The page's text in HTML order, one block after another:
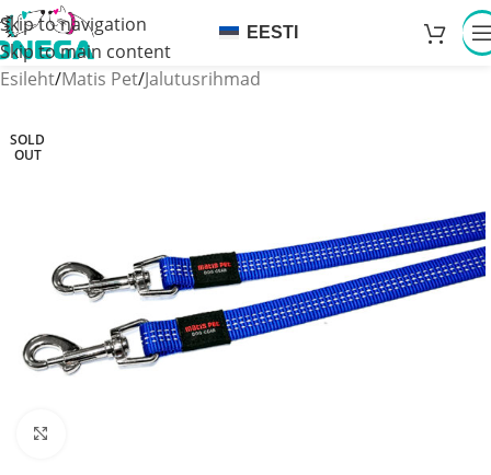
Skip to navigation
Skip to main content
EESTI
Esileht/Matis Pet/Jalutusrihmad
SOLD
OUT